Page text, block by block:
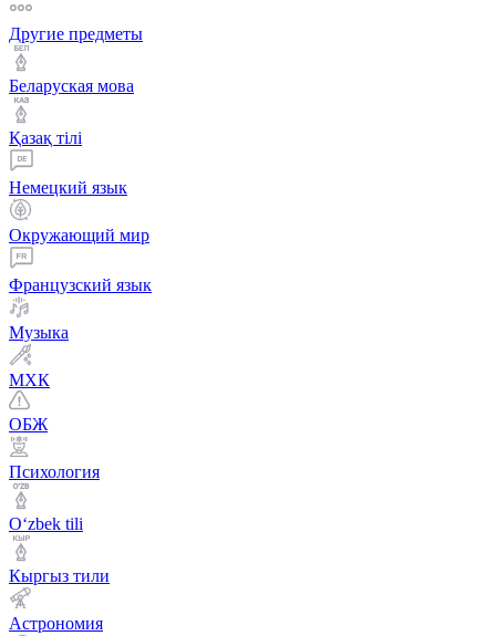
Другие предметы
Беларуская мова
Қазақ тiлi
Немецкий язык
Окружающий мир
Французский язык
Музыка
МХК
ОБЖ
Психология
Оʻzbek tili
Кыргыз тили
Астрономия